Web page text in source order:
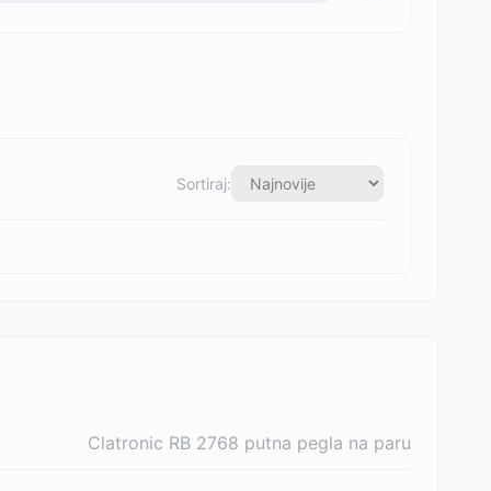
Sortiraj:
Clatronic RB 2768 putna pegla na paru